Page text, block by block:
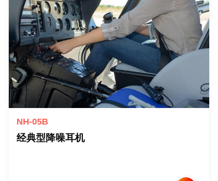
NH-05B
经典型降噪耳机